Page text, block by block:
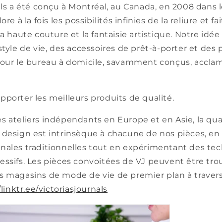
a été conçu à Montréal, au Canada, en 2008
à la fois les possibilités infinies de la reliure et
haute couture et la fantaisie artistique. Notre
de vie, des accessoires de prêt-à-porter et des
le bureau à domicile, savamment conçus,
les meilleurs produits de qualité.
ateliers indépendants en Europe et en Asie, la
est intrinsèque à chacune de nos pièces,
traditionnelles tout en expérimentant des
Les pièces convoitées de VJ peuvent être
magasins de mode de vie de premier plan à
victoriasjournals